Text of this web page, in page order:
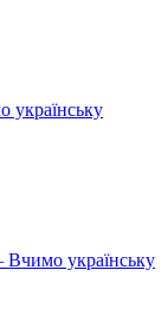
Вчимо українську